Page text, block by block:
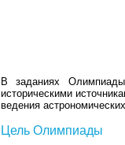
В заданиях Олимпиады
историческими
ведения
Цель Олимпиады